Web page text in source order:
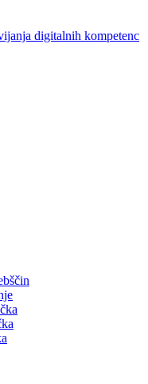
digitalnih kompetenc